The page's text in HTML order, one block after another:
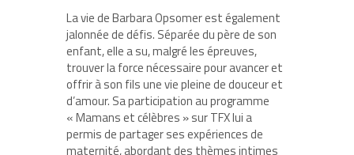
La vie de Barbara Opsomer est également
jalonnée de défis. Séparée du père de son
enfant, elle a su, malgré les épreuves,
trouver la force nécessaire pour avancer et
offrir à son fils une vie pleine de douceur et
d’amour. Sa participation au programme
« Mamans et célèbres » sur TFX lui a
permis de partager ses expériences de
maternité, abordant des thèmes intimes